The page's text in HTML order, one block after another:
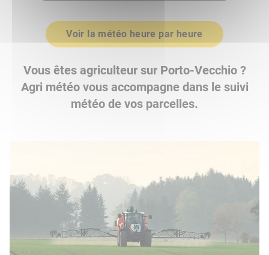
Voir la météo heure par heure
Vous êtes agriculteur sur Porto-Vecchio ?
Agri météo vous accompagne dans le suivi
météo de vos parcelles.